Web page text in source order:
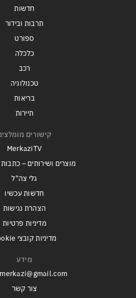
חדשות
תרבות ובידור
ספורט
כלכלה
רכב
טכנולוגיה
בריאות
תיירות
קישורים
MerkaziTV
מוצרים ושירותים –
גלי צה"ל
חדשות עכשיו
הצהרת נגישות
מדיניות פרטיות
מדיניות קובצי Cookie
מידע
צור קשר